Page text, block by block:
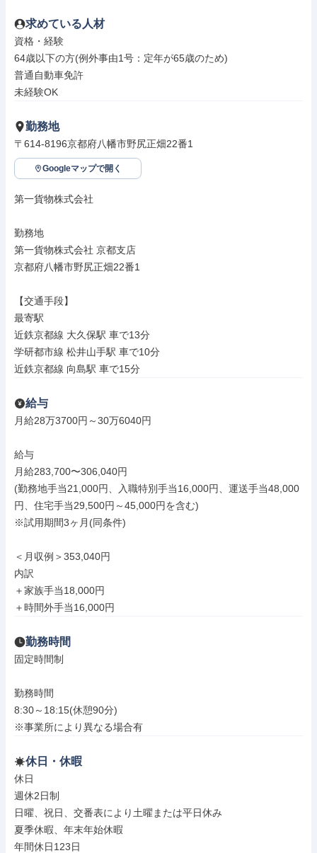
求めている人材
資格・経験
64歳以下の方(例外事由1号：定年が65歳のため)
普通自動車免許
未経験OK
勤務地
〒614-8196京都府八幡市野尻正畑22番1
Googleマップで開く
第一貨物株式会社
勤務地
第一貨物株式会社 京都支店
京都府八幡市野尻正畑22番1
【交通手段】
最寄駅
近鉄京都線 大久保駅 車で13分
学研都市線 松井山手駅 車で10分
近鉄京都線 向島駅 車で15分
給与
月給28万3700円～30万6040円
給与
月給283,700〜306,040円
(勤務地手当21,000円、入職特別手当16,000円、運送手当48,000
円、住宅手当29,500円～45,000円を含む)
※試用期間3ヶ月(同条件)
＜月収例＞353,040円
内訳
＋家族手当18,000円
＋時間外手当16,000円
勤務時間
固定時間制
勤務時間
8:30～18:15(休憩90分)
※事業所により異なる場合有
休日・休暇
休日
週休2日制
日曜、祝日、交番表により土曜または平日休み
夏季休暇、年末年始休暇
年間休日123日